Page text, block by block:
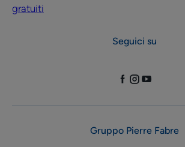
gratuiti
Seguici su
Gruppo Pierre Fabre